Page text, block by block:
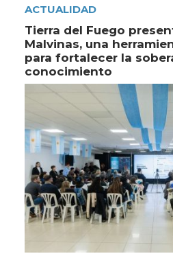
ACTUALIDAD
Tierra del Fuego
Malvinas, una
para fortalecer la
conocimiento